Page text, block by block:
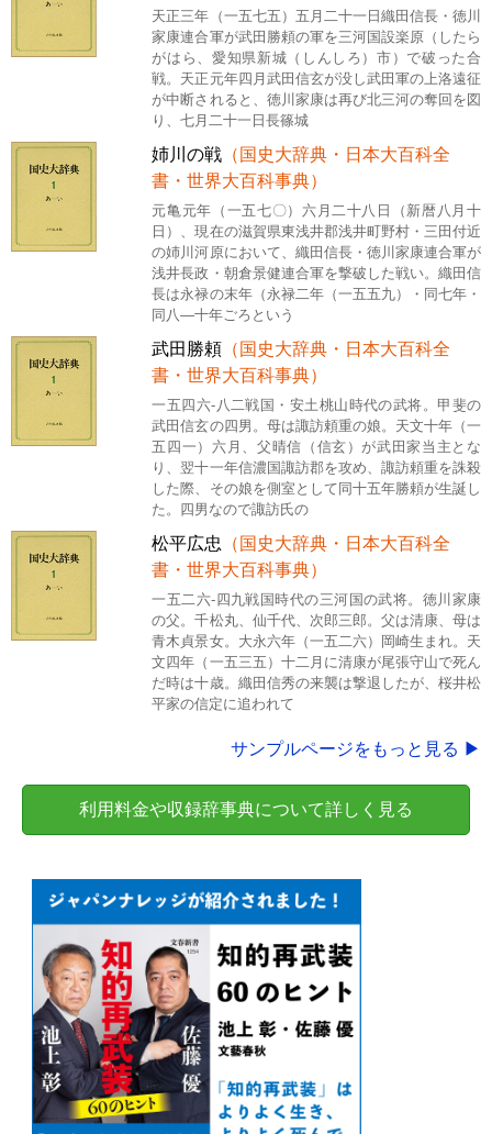
天正三年（一五七五）五月二十一日織田信長・徳川
家康連合軍が武田勝頼の軍を三河国設楽原（したら
がはら、愛知県新城（しんしろ）市）で破った合
戦。天正元年四月武田信玄が没し武田軍の上洛遠征
が中断されると、徳川家康は再び北三河の奪回を図
り、七月二十一日長篠城
姉川の戦 （国史大辞典・日本大百科全
書・世界大百科事典）
元亀元年（一五七〇）六月二十八日（新暦八月十
日）、現在の滋賀県東浅井郡浅井町野村・三田付近
の姉川河原において、織田信長・徳川家康連合軍が
浅井長政・朝倉景健連合軍を撃破した戦い。織田信
長は永禄の末年（永禄二年（一五五九）・同七年・
同八―十年ごろという
武田勝頼 （国史大辞典・日本大百科全
書・世界大百科事典）
一五四六-八二戦国・安土桃山時代の武将。甲斐の
武田信玄の四男。母は諏訪頼重の娘。天文十年（一
五四一）六月、父晴信（信玄）が武田家当主とな
り、翌十一年信濃国諏訪郡を攻め、諏訪頼重を誅殺
した際、その娘を側室として同十五年勝頼が生誕し
た。四男なので諏訪氏の
松平広忠
（国史大辞典・日本大百科全
書・世界大百科事典）
一五二六-四九戦国時代の三河国の武将。徳川家康
の父。千松丸、仙千代、次郎三郎。父は清康、母は
青木貞景女。大永六年（一五二六）岡崎生まれ。天
文四年（一五三五）十二月に清康が尾張守山で死ん
だ時は十歳。織田信秀の来襲は撃退したが、桜井松
平家の信定に追われて
サンプルページをもっと見る ▶
利用料金や収録辞事典について詳しく見る